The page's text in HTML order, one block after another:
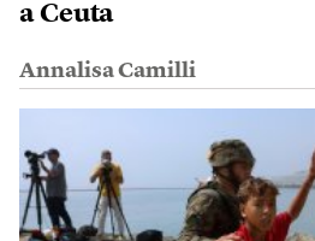
a Ceuta
Annalisa Camilli